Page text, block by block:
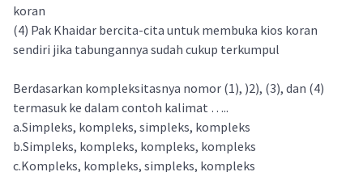
koran
(4) Pak Khaidar bercita-cita untuk membuka kios koran
sendiri jika tabungannya sudah cukup terkumpul
Berdasarkan kompleksitasnya nomor (1), )2), (3), dan (4)
termasuk ke dalam contoh kalimat …..
a.Simpleks, kompleks, simpleks, kompleks
b.Simpleks, kompleks, kompleks, kompleks
c.Kompleks, kompleks, simpleks, kompleks